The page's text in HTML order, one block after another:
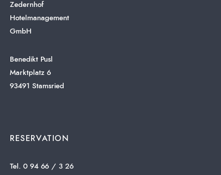
Zedernhof
Hotelmanagement
GmbH
Benedikt Pusl
Marktplatz 6
93491 Stamsried
RESERVATION
Tel. 0 94 66 / 3 26